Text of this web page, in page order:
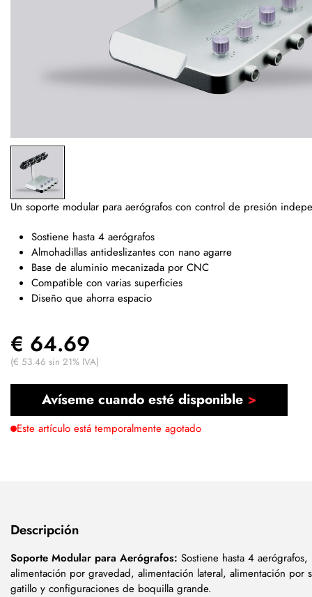
Un soporte modular para aerógrafos con control de presión
Sostiene hasta 4 aerógrafos
Almohadillas antideslizantes con nano agarre
Base de aluminio mecanizada por CNC
Compatible con varias superficies
Diseño que ahorra espacio
€ 64.69
(€ 53.46 sin 21% IVA)
Avíseme cuando esté disponible
Este artículo está temporalmente agotado
Descripción
Soporte Modular para Aerógrafos: Sostiene hasta 4
alimentación por gravedad, alimentación lateral, alimentación por
gatillo y configuraciones de boquilla grande.